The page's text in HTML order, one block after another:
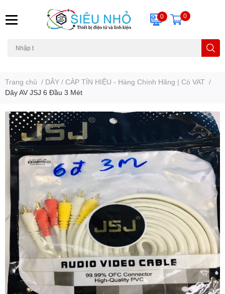
0 0
Trang chủ / DÂY / CÁP TÍN HIỆU - Hàng Chính Hãng | Có VAT /
Dây AV JSJ 6 Đầu 3 Mét